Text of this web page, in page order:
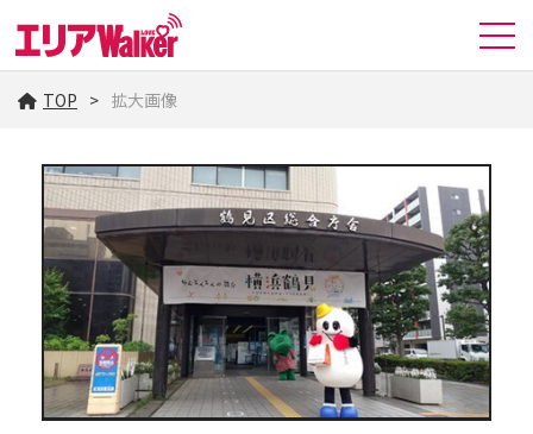
TOP 拡大画像